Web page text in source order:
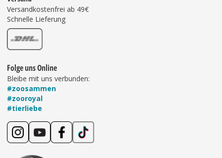
Versandkostenfrei ab 49€
Schnelle Lieferung
Folge uns Online
Bleibe mit uns verbunden:
#zoosammen
#zooroyal
#tierliebe